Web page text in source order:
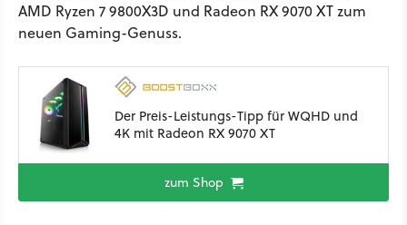
AMD Ryzen 7 9800X3D und Radeon RX 9070 XT zum
neuen Gaming-Genuss.
Der Preis-Leistungs-Tipp für WQHD und
4K mit Radeon RX 9070 XT
zum Shop